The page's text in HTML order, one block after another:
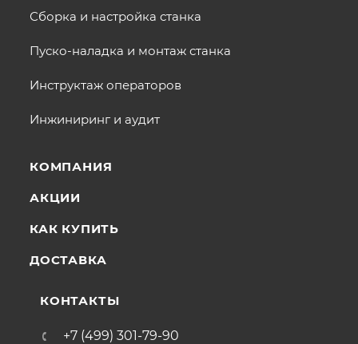
Сборка и настройка станка
Пуско-наладка и монтаж станка
Инструктаж операторов
Инжиниринг и аудит
КОМПАНИЯ
АКЦИИ
КАК КУПИТЬ
ДОСТАВКА
КОНТАКТЫ
+7 (499) 301-79-90